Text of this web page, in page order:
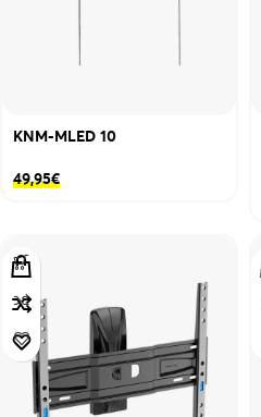
KNM-MLED 10
49,95€